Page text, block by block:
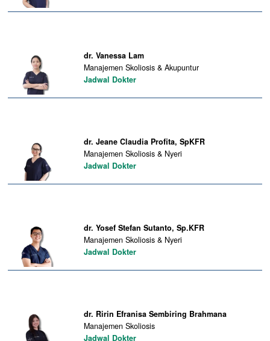
dr. Vanessa Lam
Manajemen Skoliosis & Akupuntur
Jadwal Dokter
dr. Jeane Claudia Profita, SpKFR
Manajemen Skoliosis & Nyeri
Jadwal Dokter
dr. Yosef Stefan Sutanto, Sp.KFR
Manajemen Skoliosis & Nyeri
Jadwal Dokter
dr. Ririn Efranisa Sembiring Brahmana
Manajemen Skoliosis
Jadwal Dokter